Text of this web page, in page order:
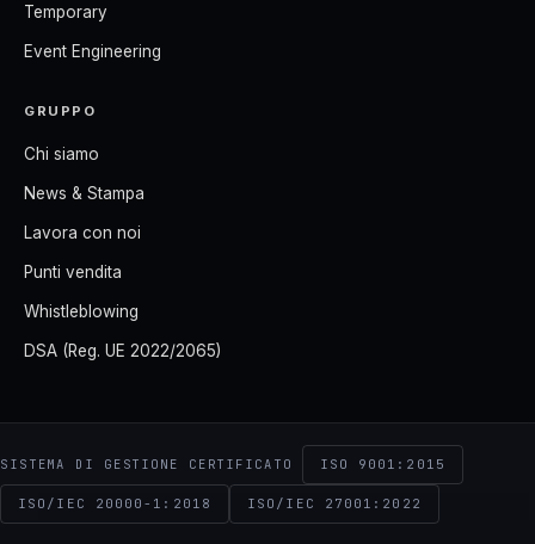
Temporary
Event Engineering
GRUPPO
Chi siamo
News & Stampa
Lavora con noi
Punti vendita
Whistleblowing
DSA (Reg. UE 2022/2065)
SISTEMA DI GESTIONE CERTIFICATO ISO 9001:2015
ISO/IEC 20000-1:2018 ISO/IEC 27001:2022